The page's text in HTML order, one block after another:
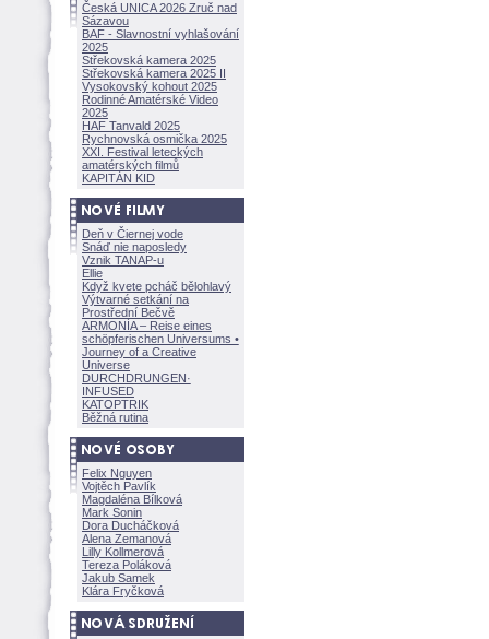
Česká UNICA 2026 Zruč nad
Sázavou
BAF - Slavnostní vyhlašování
2025
Střekovská kamera 2025
Střekovská kamera 2025 II
Vysokovský kohout 2025
Rodinné Amatérské Video
2025
HAF Tanvald 2025
Rychnovská osmička 2025
XXI. Festival leteckých
amatérských filmů
KAPITÁN KID
Deň v Čiernej vode
Snáď nie naposledy
Vznik TANAP-u
Ellie
Když kvete pcháč bělohlavý
Výtvarné setkání na
Prostřední Bečvě
ARMONÍA – Reise eines
schöpferischen Universums •
Journey of a Creative
Universe
DURCHDRUNGEN·
INFUSED
KATOPTRIK
Běžná rutina
Felix Nguyen
Vojtěch Pavlík
Magdaléna Bílkov
Mark Sonin
Dora Ducháčkov
Alena Zemanov
Lilly Kollmerov
Tereza Polákov
Jakub Samek
Klára Fryčkov